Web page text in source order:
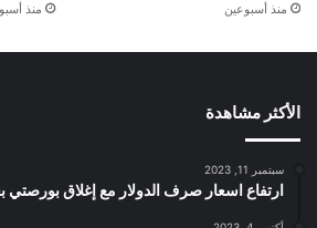
منذ أسبوعين
منذ
الأكثر مشاهدة
سبتمبر 11, 2023
ارتفاع اسعار صرف الدولار مع إغلاق بورصتي